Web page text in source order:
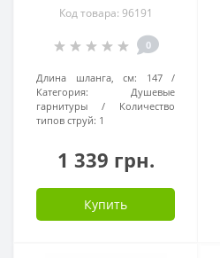
Код товара: 96191
0
Длина шланга, см:
147
Категория:
Душевые
гарнитуры
Количество
типов струй: 1
1 339 грн.
Купить